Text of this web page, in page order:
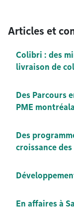
Articles et
Colibri : des
livraison de
Des Parcours
PME
Des
croissance
En affaires à